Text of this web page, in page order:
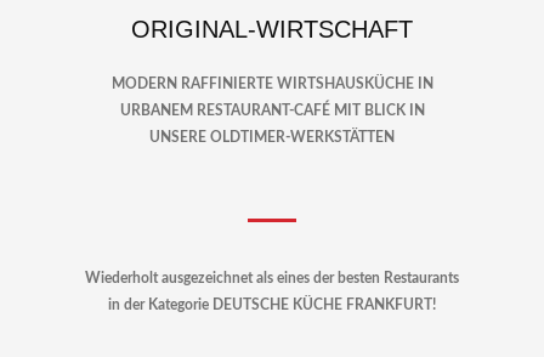
ORIGINAL-WIRTSCHAFT
MODERN RAFFINIERTE WIRTSHAUSKÜCHE IN
URBANEM RESTAURANT-CAFÉ MIT BLICK IN
UNSERE OLDTIMER-WERKSTÄTTEN
Wiederholt ausgezeichnet als eines der besten Restaurants
in der Kategorie DEUTSCHE KÜCHE FRANKFURT!